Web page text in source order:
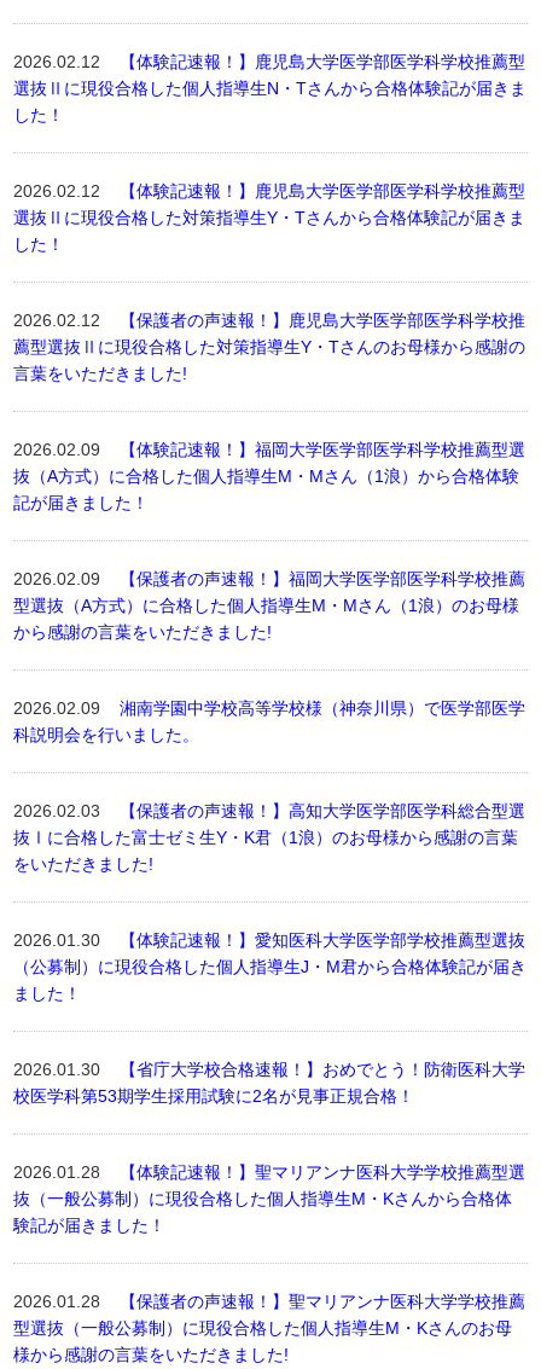
2026.02.12
【体験記速報！】鹿児島大学医学部医学科学校推薦型
選抜Ⅱに現役合格した個人指導生N・Tさんから合格体験記が届きま
した！
2026.02.12
【体験記速報！】鹿児島大学医学部医学科学校推薦型
選抜Ⅱに現役合格した対策指導生Y・Tさんから合格体験記が届きま
した！
2026.02.12
【保護者の声速報！】鹿児島大学医学部医学科学校推
薦型選抜Ⅱに現役合格した対策指導生Y・Tさんのお母様から感謝の
言葉をいただきました!
2026.02.09
【体験記速報！】福岡大学医学部医学科学校推薦型選
抜（A方式）に合格した個人指導生M・Mさん（1浪）から合格体験
記が届きました！
2026.02.09
【保護者の声速報！】福岡大学医学部医学科学校推薦
型選抜（A方式）に合格した個人指導生M・Mさん（1浪）のお母様
から感謝の言葉をいただきました!
2026.02.09湘南学園中学校高等学校様（神奈川県）で医学部医学
科説明会を行いました。
2026.02.03
【保護者の声速報！】高知大学医学部医学科総合型選
抜Ⅰに合格した富士ゼミ生Y・K君（1浪）のお母様から感謝の言葉
をいただきました!
2026.01.30
【体験記速報！】愛知医科大学医学部学校推薦型選抜
（公募制）に現役合格した個人指導生J・M君から合格体験記が届き
ました！
2026.01.30
【省庁大学校合格速報！】おめでとう！防衛医科大学
校医学科第53期学生採用試験に2名が見事正規合格！
2026.01.28
【体験記速報！】聖マリアンナ医科大学学校推薦型選
抜（一般公募制）に現役合格した個人指導生M・Kさんから合格体
験記が届きました！
2026.01.28
【保護者の声速報！】聖マリアンナ医科大学学校推薦
型選抜（一般公募制）に現役合格した個人指導生M・Kさんのお母
様から感謝の言葉をいただきました!